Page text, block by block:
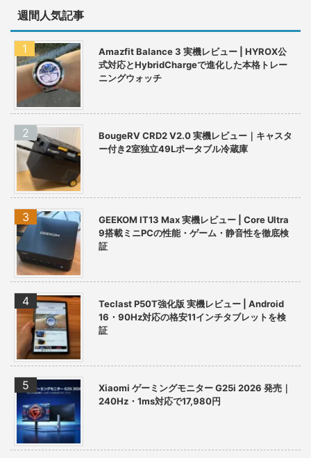
週間人気記事
Amazfit Balance 3 実機レビュー | HYROX公
式対応とHybridChargeで進化した本格トレー
ニングウォッチ
BougeRV CRD2 V2.0 実機レビュー｜キャスタ
ー付き2室独立49Lポータブル冷蔵庫
GEEKOM IT13 Max 実機レビュー | Core Ultra
9搭載ミニPCの性能・ゲーム・静音性を徹底検
証
Teclast P50T強化版 実機レビュー | Android
16・90Hz対応の格安11インチタブレットを検
証
Xiaomi ゲーミングモニター G25i 2026 発売｜
240Hz・1ms対応で17,980円